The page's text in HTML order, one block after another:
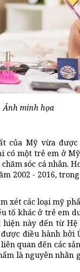
Ảnh minh họa
của Mỹ vừa
có một trẻ em ở
sóc cá nhân.
2002 - 2016,
xét các loại mỹ
tố khác ở trẻ em
này đến từ
điều hành bởi
quan đến các
là nguyên